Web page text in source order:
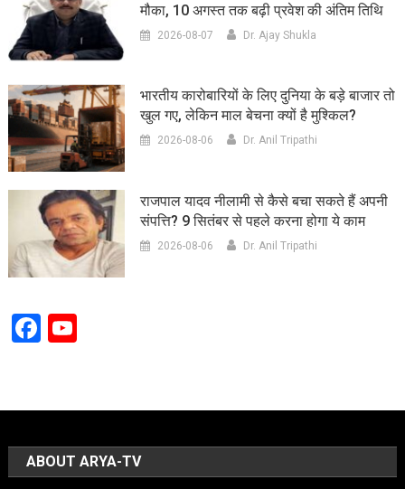
मौका, 10 अगस्त तक बढ़ी प्रवेश की अंतिम तिथि
2026-08-07 Dr. Ajay Shukla
भारतीय कारोबारियों के लिए दुनिया के बड़े बाजार तो
खुल गए, लेकिन माल बेचना क्यों है मुश्किल?
2026-08-06 Dr. Anil Tripathi
राजपाल यादव नीलामी से कैसे बचा सकते हैं अपनी
संपत्ति? 9 सितंबर से पहले करना होगा ये काम
2026-08-06 Dr. Anil Tripathi
Facebook
YouTube
ABOUT ARYA-TV